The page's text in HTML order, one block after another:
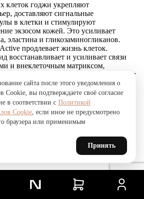
клеток годжи укрепляют
доставляют сигнальные
в клетки и стимулируют
экзосом кожей. Это усиливает
эластина и гликозаминогликанов.
продлевает жизнь клеток.
восстанавливает и усиливает связи
и внеклеточным матриксом,
коллагена I и VI типов, обеспечивая
эпидермиса и дермы, что приводит к
морщин. Стволовые клетки
поддерживают и
кожи к агрессивным
среды и преждевременному
свойства.
сравнение, добавьте хотя бы ещё
сайта после этого уведомления о
вы подтверждаете своё согласие
в соответствии с Политикой
Cookie, если иное не предусмотрено
браузера или применимым
Принять